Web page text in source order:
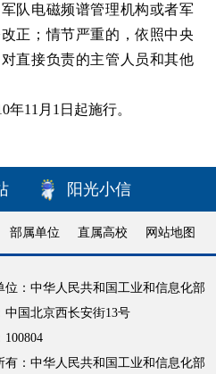
队电磁频谱管理机构或者军
正；情节严重的，依照中央
直接负责的主管人员和其他
年11 月 1 日起施行。
阳光小信
部属单位 直属高校 网站地图
位：中华人民共和国工业和信息化部
中国北京西长安街13号
100804
有：中华人民共和国工业和信息化部